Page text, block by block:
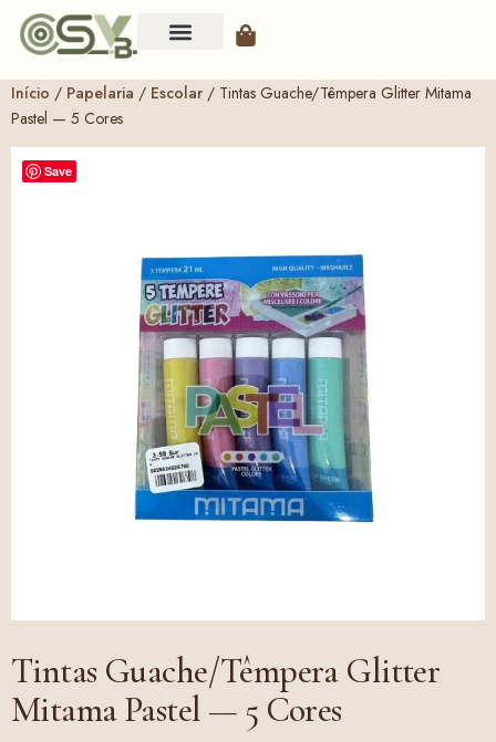
Início / Papelaria / Escolar / Tintas Guache/Têmpera Glitter Mitama
Pastel — 5 Cores
Save
Tintas Guache/Têmpera Glitter
Mitama Pastel — 5 Cores